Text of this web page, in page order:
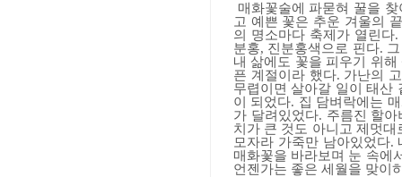
매화꽃술에 파묻혀 꿀을
고 예쁜 꽃은 추운 겨울의
의 명소마다 축제가 열린다.
분홍, 진분홍색으로 핀다.
내 삶에도 꽃을 피우기 위
픈 계절이라 했다. 가난의
무렵이면 살아갈 일이 태산
이 되었다. 집 담벼락에는
가 달려있었다. 주름진 할
치가 큰 것도 아니고 제멋대
모자라 가죽만 남아있었다.
매화꽃을 바라보며 눈 속에
언젠가는 좋은 세월을 맞이